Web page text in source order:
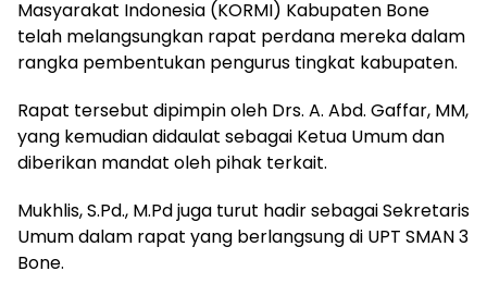
Masyarakat Indonesia (KORMI) Kabupaten Bone
telah melangsungkan rapat perdana mereka dalam
rangka pembentukan pengurus tingkat kabupaten.
Rapat tersebut dipimpin oleh Drs. A. Abd. Gaffar, MM,
yang kemudian didaulat sebagai Ketua Umum dan
diberikan mandat oleh pihak terkait.
Mukhlis, S.Pd., M.Pd juga turut hadir sebagai Sekretaris
Umum dalam rapat yang berlangsung di UPT SMAN 3
Bone.